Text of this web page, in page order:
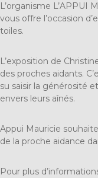
L’organisme L’APPUI
vous offre l’occasion
toiles.
L’exposition de
des proches aidants.
su saisir la générosité
envers leurs aînés.
Appui Mauricie
de la proche aidance
Pour plus